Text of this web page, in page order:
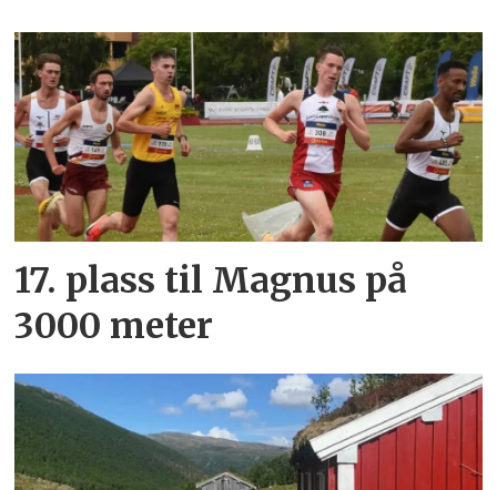
17. plass til Magnus på
3000 meter